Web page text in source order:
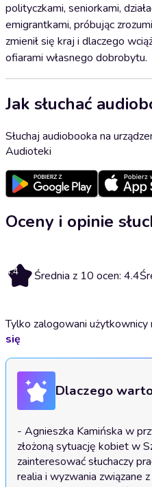
polityczkami, seniorkami,
emigrantkami, próbując
zmienił się kraj i dlaczego
ofiarami własnego dobrobytu.
Jak słuchać
Słuchaj audiobooka na
Audioteki
Oceny i opinie
4.4 Średnia z 10 ocen: 4.4
Tylko zalogowani użytkownicy
się
Dlaczego
- Agnieszka Kamińska w
złożoną sytuację kobiet w
zainteresować słuchaczy
realia i wyzwania związane